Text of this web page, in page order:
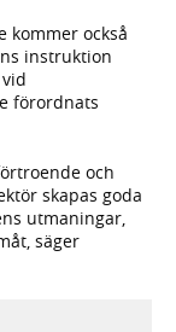
kommer också
instruktion
förordnats
och
skapas goda
utmaningar,
säger